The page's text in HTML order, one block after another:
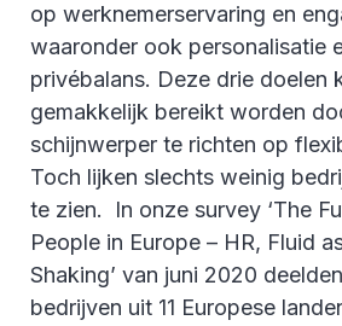
op werknemerservaring en
waaronder ook personalisatie
privébalans. Deze drie doelen
gemakkelijk bereikt worden
schijnwerper te richten op
Toch lijken slechts weinig
te zien. In onze survey ‘The
People in Europe – HR, Fluid
Shaking’ van juni 2020
bedrijven uit 11 Europese